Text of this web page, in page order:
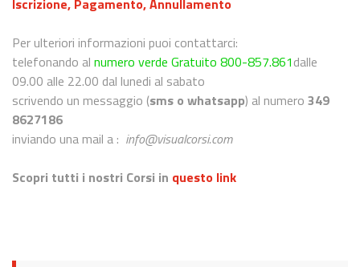
Iscrizione, Pagamento, Annullamento
Per ulteriori informazioni puoi contattarci:
telefonando al numero verde Gratuito 800-857.861dalle
09.00 alle 22.00 dal lunedi al sabato
scrivendo un messaggio (sms o whatsapp) al numero 349
8627186
inviando una mail a : info@visualcorsi.com
Scopri tutti i nostri Corsi in questo link